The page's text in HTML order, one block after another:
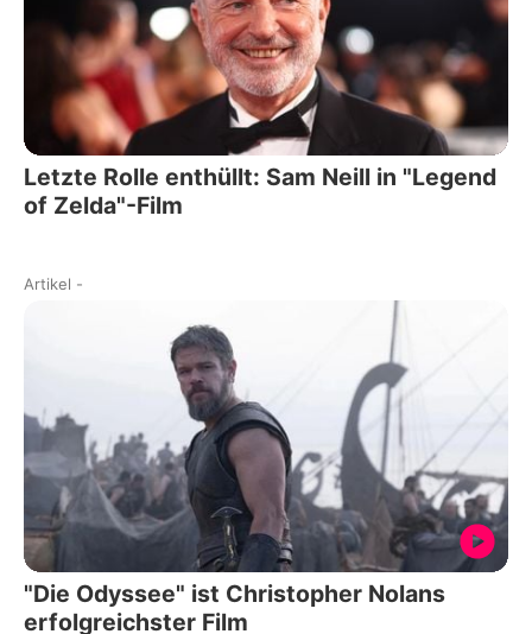
Letzte Rolle enthüllt: Sam Neill in "Legend
of Zelda"-Film
Artikel -
"Die Odyssee" ist Christopher Nolans
erfolgreichster Film